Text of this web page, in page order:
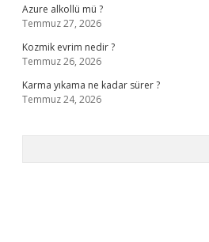
Azure alkollü mü ?
Temmuz 27, 2026
Kozmik evrim nedir ?
Temmuz 26, 2026
Karma yıkama ne kadar sürer ?
Temmuz 24, 2026